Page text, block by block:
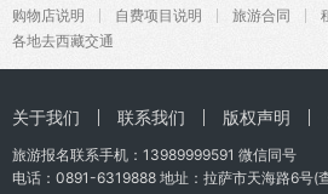
购物店说明
自费项目说明 旅游合同
各地去西藏交通
关于我们 联系我们 版权声明
旅游报名联系手机： 13989999591 微信同号
电话：0891-6319888 地址：拉萨市天海路6号(